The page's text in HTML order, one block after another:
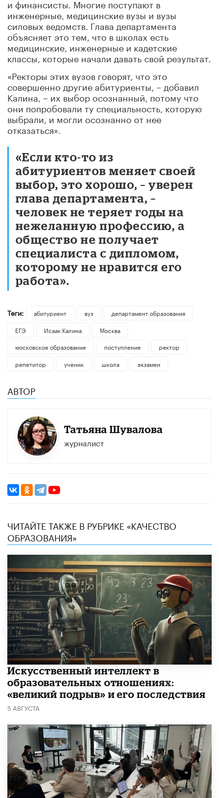
и финансисты. Многие поступают в
инженерные, медицинские вузы и вузы
силовых ведомств. Глава департамента
объясняет это тем, что в школах есть
медицинские, инженерные и кадетские
классы, которые начали давать свой результат.
«Ректоры этих вузов говорят, что это
совершенно другие абитуриенты, – добавил
Калина, – их выбор осознанный, потому что
они попробовали ту специальность, которую
выбрали, и могли осознанно от нее
отказаться».
«Если кто-то из
абитуриентов меняет своей
выбор, это хорошо, – уверен
глава департамента, –
человек не теряет годы на
нежеланную профессию, а
общество не получает
специалиста с дипломом,
которому не нравится его
работа».
Теги: абитуриент вуз
департамент образования
ЕГЭ
Исаак Калина
Москва
московское образование
поступление
ректор
репетитор
ученик школа экзамен
АВТОР
Татьяна Шувалова
журналист
ЧИТАЙТЕ ТАКЖЕ В РУБРИКЕ «КАЧЕСТВО
ОБРАЗОВАНИЯ»
​Искусственный интеллект в
образовательных отношениях:
«великий подрыв» и его последствия
5 АВГУСТА